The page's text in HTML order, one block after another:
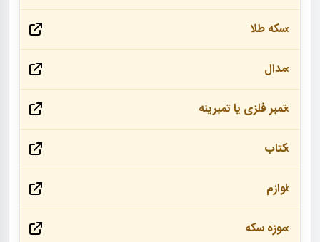
سکه طلا
مدال
تمبر فلزی یا تمبرینه
کتاب
لوازم
موزه سکه